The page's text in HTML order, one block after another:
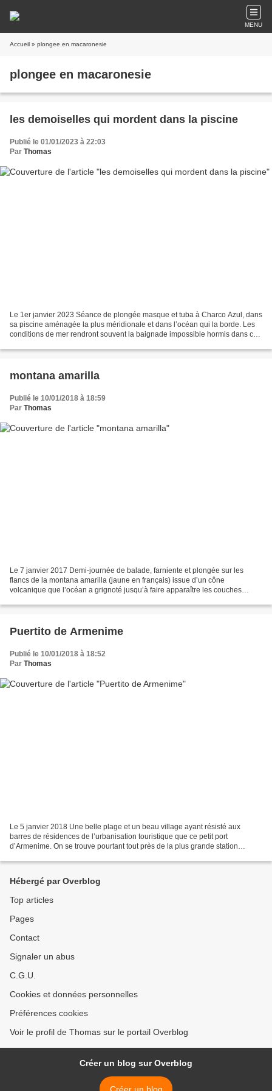
MENU
Accueil » plongee en macaronesie
plongee en macaronesie
les demoiselles qui mordent dans la piscine
Publié le 01/01/2023 à 22:03
Par Thomas
Le 1er janvier 2023 Séance de plongée masque et tuba à Charco Azul, dans
sa piscine aménagée la plus méridionale et dans l’océan qui la borde. Les
conditions de mer rendront souvent la baignade impossible hormis dans ces
montana amarilla
Publié le 10/01/2018 à 18:59
Par Thomas
Le 7 janvier 2017 Demi-journée de balade, farniente et plongée sur les
flancs de la montana amarilla (jaune en français) issue d’un cône
volcanique que l’océan a grignoté jusqu’à faire apparaître les couches
Puertito de Armenime
Publié le 10/01/2018 à 18:52
Par Thomas
Le 5 janvier 2018 Une belle plage et un beau village ayant résisté aux
barres de résidences de l’urbanisation touristique que ce petit port
d’Armenime. On se trouve pourtant tout près de la plus grande station
Hébergé par Overblog
Top articles
Pages
Contact
Signaler un abus
C.G.U.
Cookies et données personnelles
Préférences cookies
Voir le profil de Thomas sur le portail Overblog
Créer un blog sur Overblog